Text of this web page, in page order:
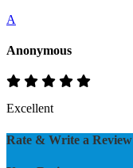
A
Anonymous
Excellent
Rate & Write a Review